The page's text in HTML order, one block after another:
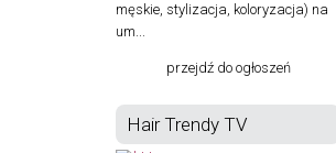
męskie, stylizacja, koloryzacja) na
um...
przejdź do ogłoszeń
Hair Trendy TV